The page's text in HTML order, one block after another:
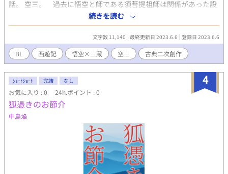
話。 空三。 過去に悟空と師である須菩提祖師は関係があった設
定。 こちらでも公開しています。 [R-18] 祖師の墨術 | atこぶた
#pixiv https://www.pixiv.net/novel/show.php?id=16334604
続きを読む
文字数 11,140 最終更新日 2023.6.6 登録日 2023.6.6
BL 西遊記 悟空×三蔵 空三 古典二次創作
4
ｼｮｰﾄｼｮｰﾄ 完結 なし
お気に入り : 0 24h.ポイント : 0
狐憑きのお節介
中島焔